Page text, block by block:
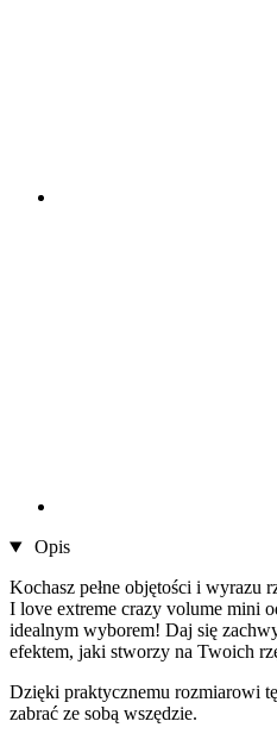
Opis
Kochasz pełne objętości i wyrazu
I love extreme crazy volume mini
idealnym wyborem! Daj się
efektem, jaki stworzy na Twoich
Dzięki praktycznemu rozmiarowi
zabrać ze sobą wszędzie.